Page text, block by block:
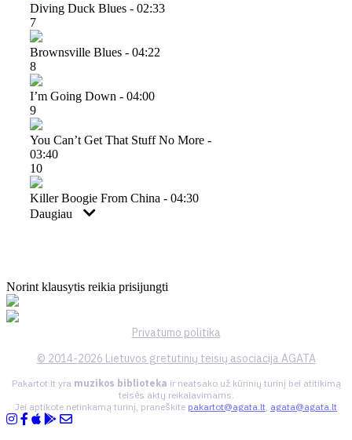
Diving Duck Blues - 02:33
7
Brownsville Blues - 04:22
8
I’m Going Down - 04:00
9
You Can’t Get That Stuff No More -
03:40
10
Killer Boogie From China - 04:30
Daugiau
Norint klausytis reikia prisijungti
Privatumo politika
© 2014-2026 Lietuvos gretutinių teisių asociacija AGATA
Pakartot.lt yra muzikos biblioteka ir neatsako už kūrinių turinį bei atitikimą
teisės aktų reikalavimams.
Jei aptikote netinkamą turinį, praneškite pakartot@agata.lt agata@agata.lt